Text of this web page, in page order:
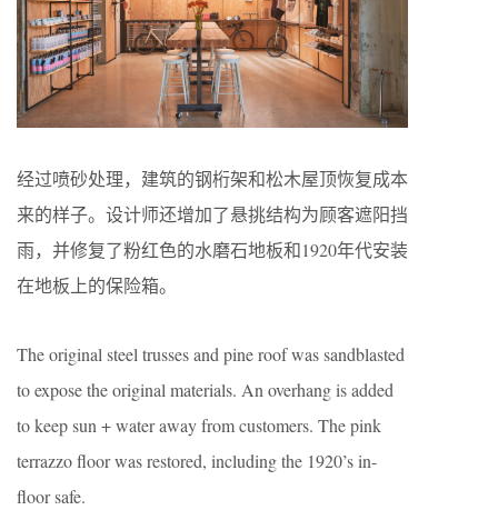
经过喷砂处理，建筑的钢桁架和松木屋顶恢复成本
来的样子。设计师还增加了悬挑结构为顾客遮阳挡
雨，并修复了粉红色的水磨石地板和1920年代安装
在地板上的保险箱。
The original steel trusses and pine roof was sandblasted
to expose the original materials. An overhang is added
to keep sun + water away from customers. The pink
terrazzo floor was restored, including the 1920’s in-
floor safe.